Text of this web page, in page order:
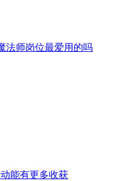
法师岗位最爱用的吗
能有更多收获